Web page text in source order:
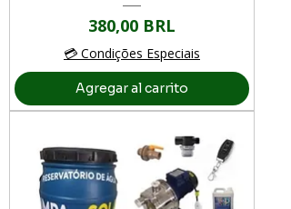
Precio
380,00 BRL
💳 Condições Especiais
Agregar al carrito